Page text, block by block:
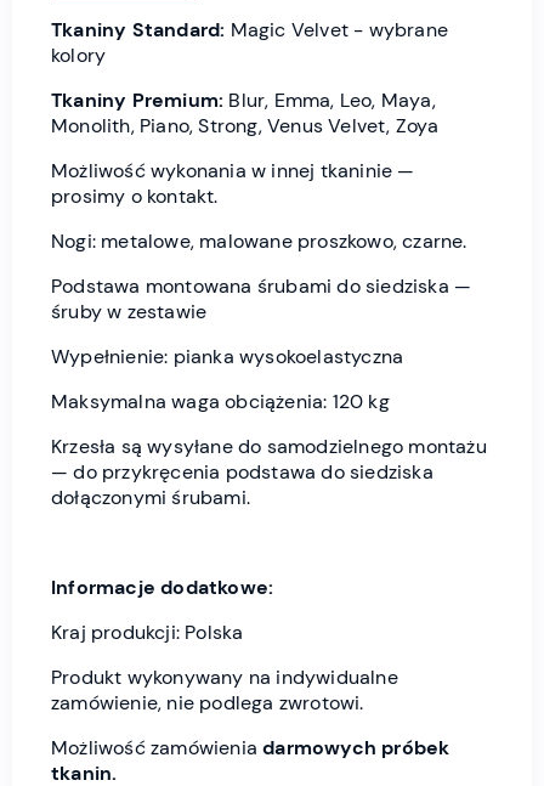
Tkaniny Standard: Magic Velvet - wybrane
kolory
Tkaniny Premium: Blur, Emma, Leo, Maya,
Monolith, Piano, Strong, Venus Velvet, Zoya
Możliwość wykonania w innej tkaninie —
prosimy o kontakt.
Nogi: metalowe, malowane proszkowo, czarne.
Podstawa montowana śrubami do siedziska —
śruby w zestawie
Wypełnienie: pianka wysokoelastyczna
Maksymalna waga obciążenia: 120 kg
Krzesła są wysyłane do samodzielnego montażu
— do przykręcenia podstawa do siedziska
dołączonymi śrubami.
Informacje dodatkowe:
Kraj produkcji: Polska
Produkt wykonywany na indywidualne
zamówienie, nie podlega zwrotowi.
Możliwość zamówieniadarmowych próbek
tkanin.